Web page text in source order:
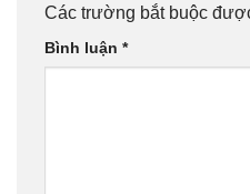
Các trường bắt buộc
Bình luận *